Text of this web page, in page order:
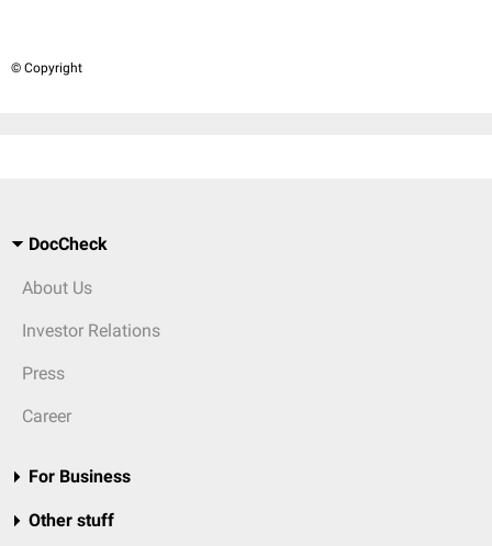
© Copyright
DocCheck
About Us
Investor Relations
Press
Career
For Business
Other stuff